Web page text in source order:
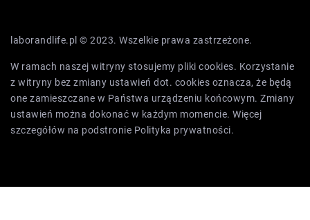
laborandlife.pl © 2023. Wszelkie prawa zastrzeżone.
W ramach naszej witryny stosujemy pliki cookies. Korzystanie
z witryny bez zmiany ustawień dot. cookies oznacza, że będą
one zamieszczane w Państwa urządzeniu końcowym. Zmiany
ustawień można dokonać w każdym momencie. Więcej
szczegółów na podstronie Polityka prywatności.